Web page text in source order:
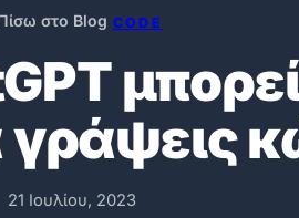
στο Blog CODE
γράψεις
21 Ιουλίου, 2023